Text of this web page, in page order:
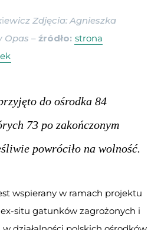
iewicz Zdjęcia: Agnieszka
Opas – źródło: strona
do ośrodka 84
73 po zakończonym
powróciło na wolność.
wspierany w ramach projektu
ex-situ gatunków zagrożonych i